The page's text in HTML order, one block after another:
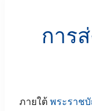
การ
ภายใต้ พระราช